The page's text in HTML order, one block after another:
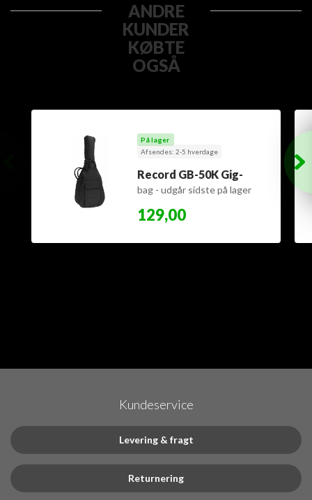
ANDRE
KUNDER
KØBTE
OGSÅ
På lager
Afsendes: 2-5 hverdage
Record GB-50K Gig-
bag - udgår sidste på lager
129,00
Kundeservice
Levering & fragt
Returnering